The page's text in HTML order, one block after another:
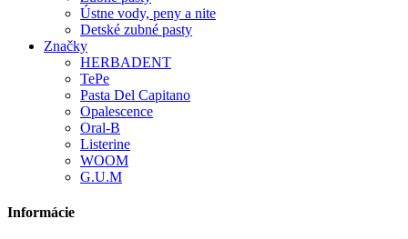
Ústne vody, peny a nite
Detské zubné pasty
Značky
HERBADENT
TePe
Pasta Del Capitano
Opalescence
Oral-B
Listerine
WOOM
G.U.M
Informácie